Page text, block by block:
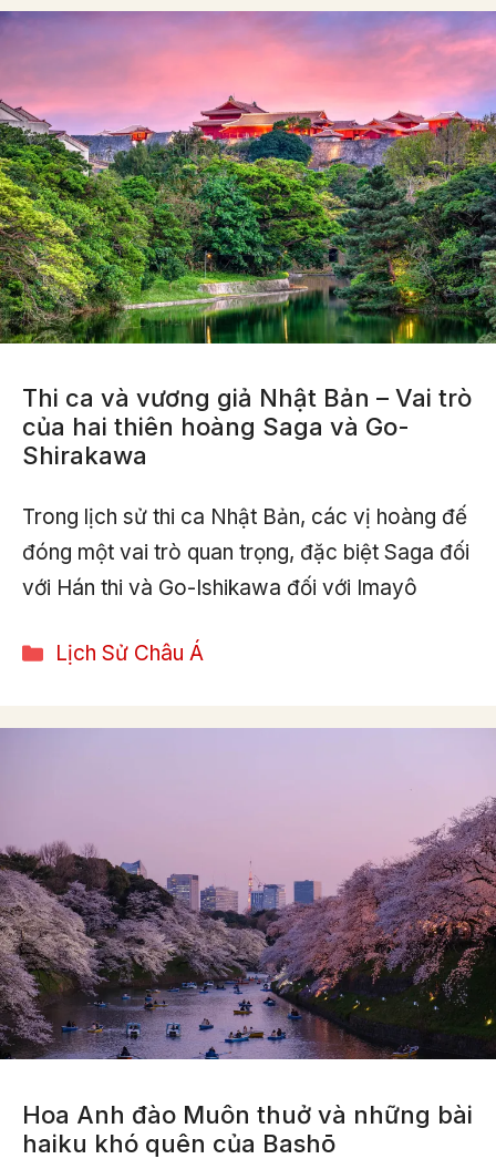
Thi ca và vương giả Nhật Bản – Vai trò
của hai thiên hoàng Saga và Go-
Shirakawa
Trong lịch sử thi ca Nhật Bản, các vị hoàng đế
đóng một vai trò quan trọng, đặc biệt Saga đối
với Hán thi và Go-Ishikawa đối với Imayô
Categories
Lịch Sử Châu Á
Hoa Anh đào Muôn thuở và những bài
haiku khó quên của Bashō